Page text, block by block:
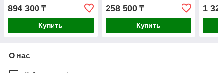
894 300 ₸
Купить
258 500₸
Купить
1
О нас